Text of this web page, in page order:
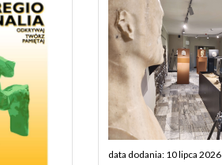
data dodania: 10 lipca 2026